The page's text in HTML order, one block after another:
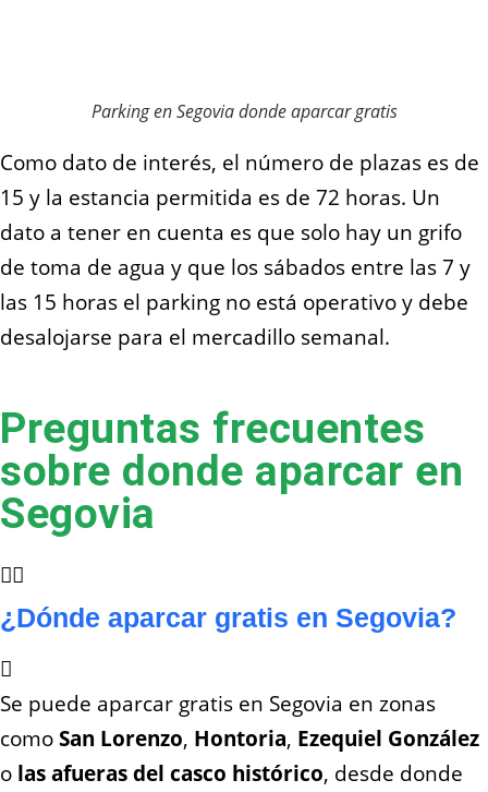
Parking en Segovia donde aparcar gratis
Como dato de interés, el número de plazas es de
15 y la estancia permitida es de 72 horas. Un
dato a tener en cuenta es que solo hay un grifo
de toma de agua y que los sábados entre las 7 y
las 15 horas el parking no está operativo y debe
desalojarse para el mercadillo semanal.
Preguntas frecuentes
sobre donde aparcar en
Segovia
¿Dónde aparcar gratis en Segovia?
Se puede aparcar gratis en Segovia en zonas
comoSan Lorenzo, Hontoria, Ezequiel González
o las afueras del casco histórico, desde donde